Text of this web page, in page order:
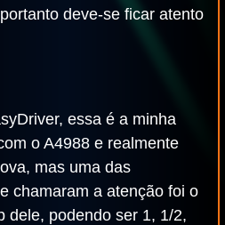
deve-se ficar atento
essa é a minha
o A4988 e realmente
mas uma das
chamaram a atenção foi o
dele, podendo ser 1, 1/2,